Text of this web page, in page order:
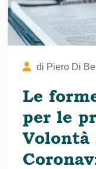
di Piero Di
Le
per le
Volontà